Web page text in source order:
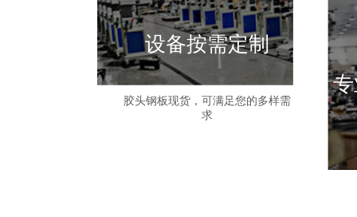
设备按需定制
胶头钢板现货，可满足您的多样需
求